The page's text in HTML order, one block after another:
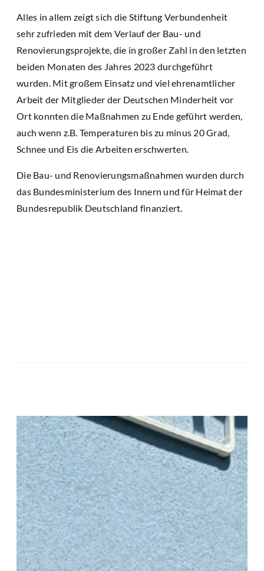
Alles in allem zeigt sich die Stiftung Verbundenheit
sehr zufrieden mit dem Verlauf der Bau- und
Renovierungsprojekte, die in großer Zahl in den letzten
beiden Monaten des Jahres 2023 durchgeführt
wurden. Mit großem Einsatz und viel ehrenamtlicher
Arbeit der Mitglieder der Deutschen Minderheit vor
Ort konnten die Maßnahmen zu Ende geführt werden,
auch wenn z.B. Temperaturen bis zu minus 20 Grad,
Schnee und Eis die Arbeiten erschwerten.
Die Bau- und Renovierungsmaßnahmen wurden durch
das Bundesministerium des Innern und für Heimat der
Bundesrepublik Deutschland finanziert.